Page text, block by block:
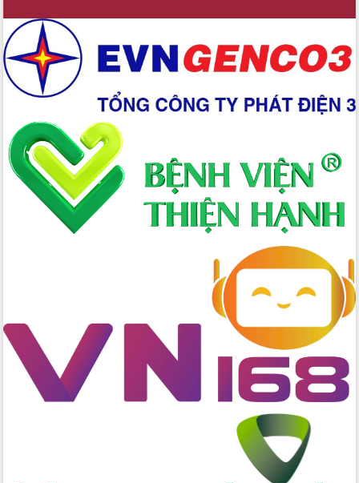
Xây dựng nền hành chính số đồng
hành cùng nông dân dân, doanh nghiệp
Giai đoạn 2026-2030, Đắk Lắk phấn
đấu có 77% xã đạt chuẩn nông thôn
mới
Chuyển đổi số 'mở đường' cho nông
nghiệp Đắk Lắk tăng trưởng bứt phá
Triển khai đồng bộ đo đạc, lập hồ sơ
địa chính, hoàn thiện cơ sở dữ liệu đất
đai
Ứng dụng sinh trắc học - Bước tiến
trong hành trình chuyển đổi số tại Đắk
Tập huấn nâng cao năng lực triển khai
chuyển đổi số cho cán bộ, công chức
cấp xã
Đắk Lắk phát động hưởng ứng Ngày
Quyền của người tiêu dùng Việt Nam